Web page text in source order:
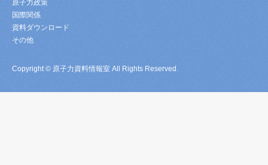
原子力政策
国際関係
資料ダウンロード
その他
Copyright © 原子力資料情報室 All Rights Reserved.